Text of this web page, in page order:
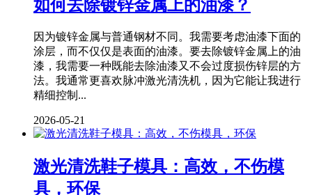
如何去除镀锌金属上的油漆？
因为镀锌金属与普通钢材不同。我需要考虑油漆下面的
涂层，而不仅仅是表面的油漆。要去除镀锌金属上的油
漆，我需要一种既能去除油漆又不会过度损伤锌层的方
法。我通常更喜欢脉冲激光清洗机，因为它能让我进行
精细控制...
2026-05-21
激光清洗鞋子模具：高效，不伤模
具，环保